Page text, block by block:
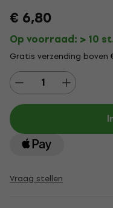
€ 6,80
Op voorraad: > 10
Gratis verzending boven
Vraag stellen